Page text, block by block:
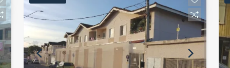
vias da cidade, proporcionando mais
comodidade para toda a família. Ideal
para quem busca praticidade, boa
localização e ótimo custo-benefício.
Agende já sua visita!